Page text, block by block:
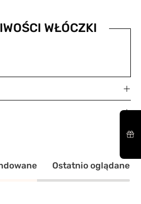
WŁÓCZKI
Ostatnio oglądane